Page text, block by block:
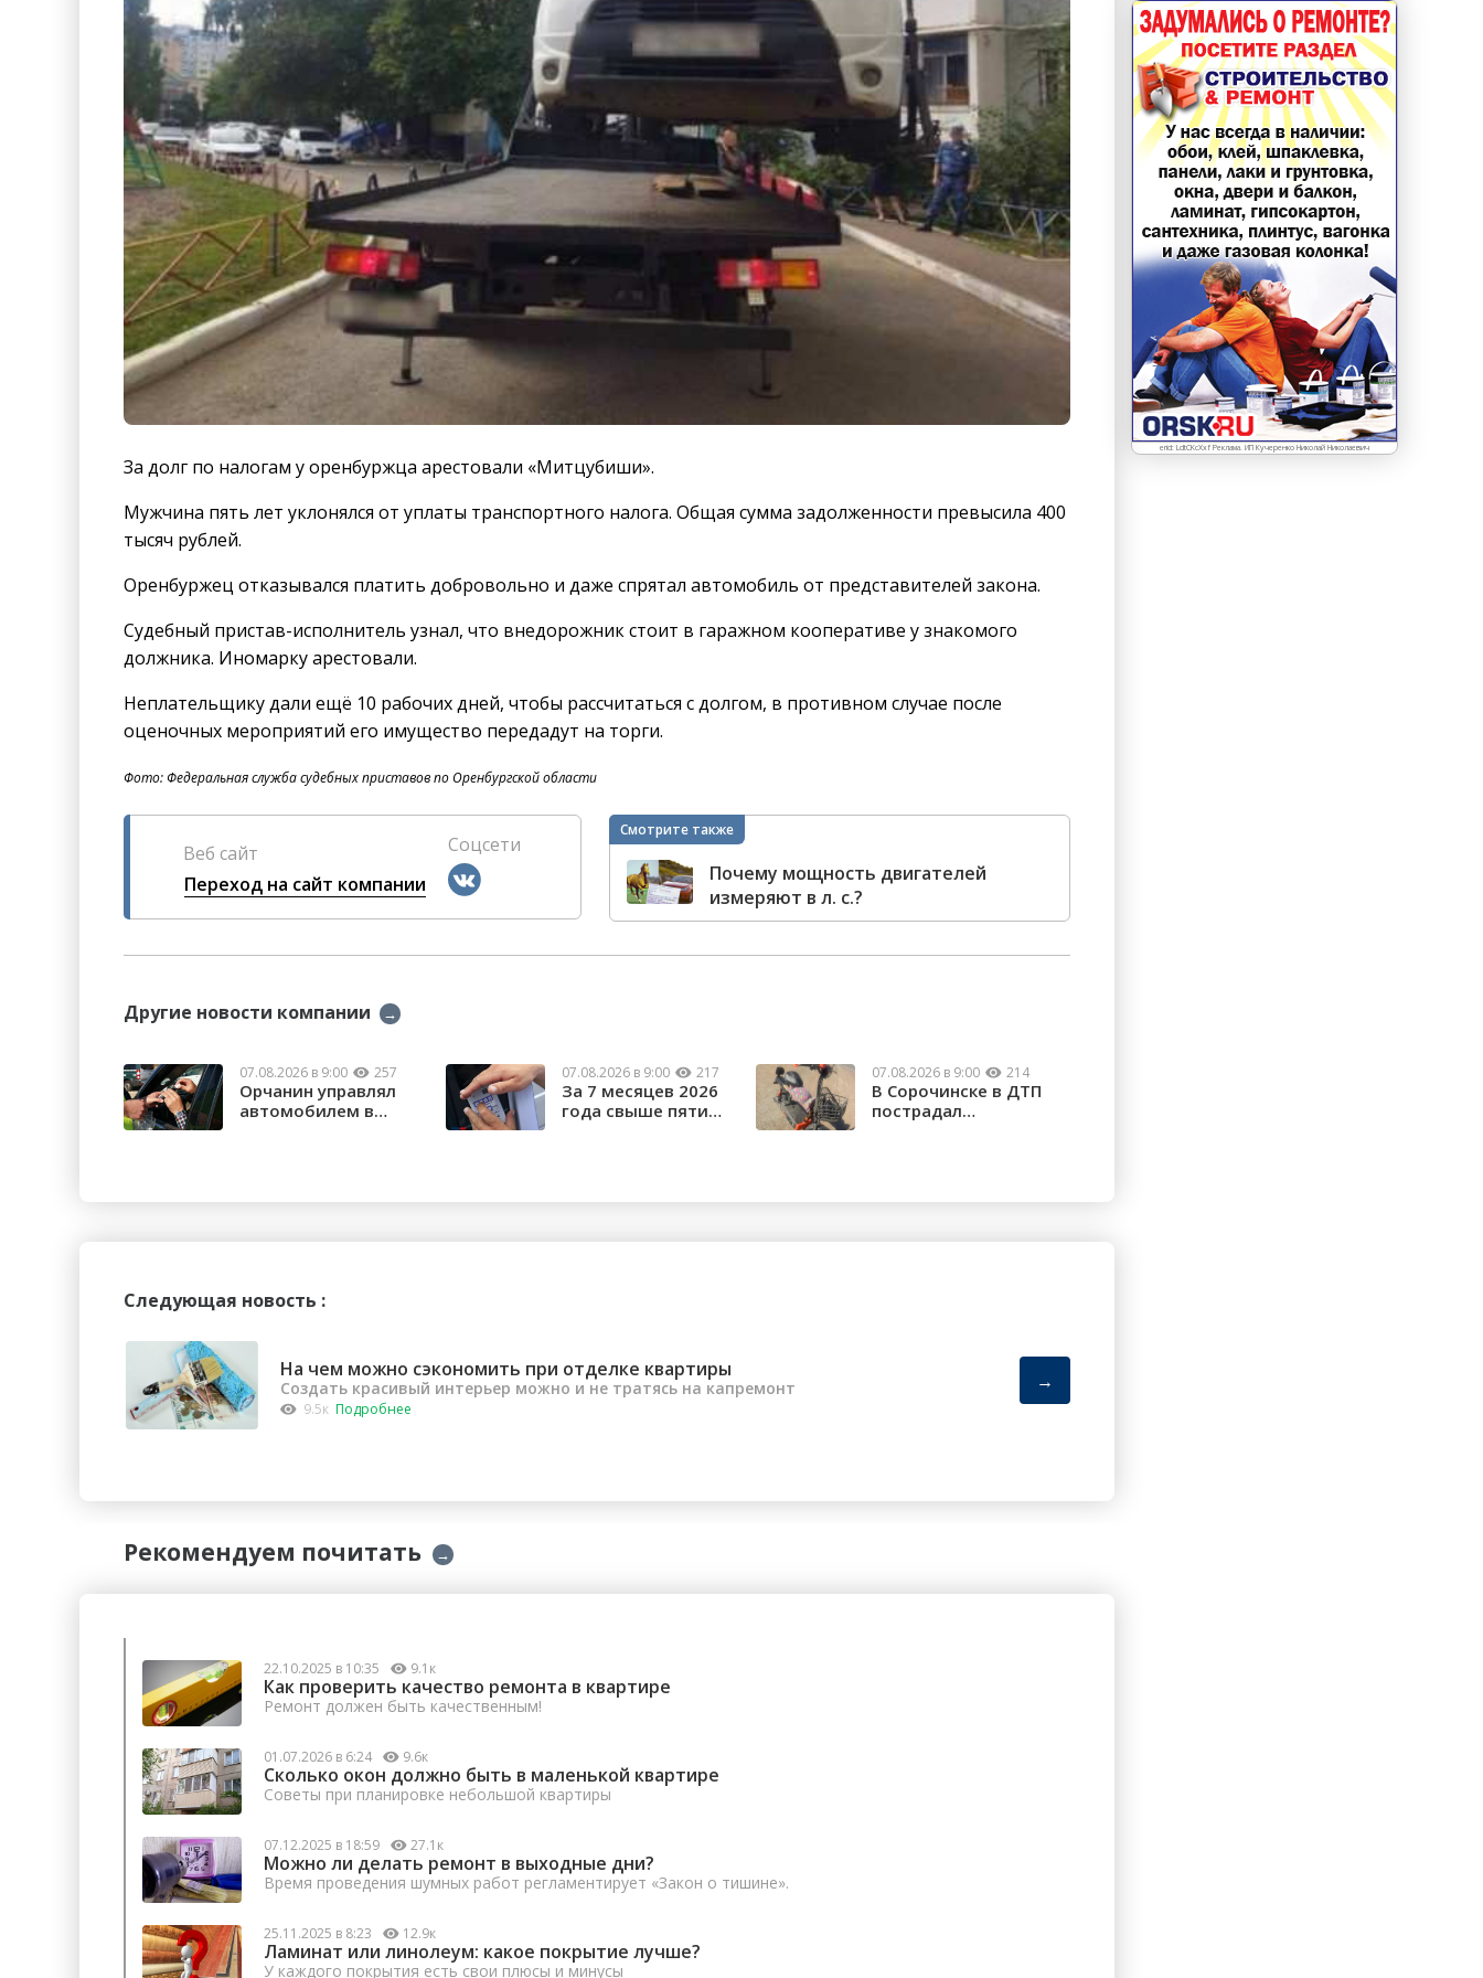
За долг по налогам у оренбуржца арестовали «Митцубиши».
Мужчина пять лет уклонялся от уплаты транспортного налога. Общая сумма задолженности превысила 400
тысяч рублей.
Оренбуржец отказывался платить добровольно и даже спрятал автомобиль от представителей закона.
Судебный пристав-исполнитель узнал, что внедорожник стоит в гаражном кооперативе у знакомого
должника. Иномарку арестовали.
Неплательщику дали ещё 10 рабочих дней, чтобы рассчитаться с долгом, в противном случае после
оценочных мероприятий его имущество передадут на торги.
Фото: Федеральная служба судебных приставов по Оренбургской области
Веб сайт
Переход на сайт компании
Соцсети
Смотрите также
Почему мощность двигателей
измеряют в л. с.?
Другие новости компании →
07.08.2026 в 9:00 257
Орчанин управлял
автомобилем в
07.08.2026 в 9:00 217
За 7 месяцев 2026
года свыше пяти
07.08.2026 в 9:00 214
В Сорочинске в ДТП
пострадал
erid: LdtCKcXxf Реклама. ИП Кучеренко Николай Николаевич
Следующая новость :
На чем можно сэкономить при отделке квартиры
Создать красивый интерьер можно и не тратясь на капремонт
9.5к Подробнее
→
Рекомендуем почитать →
22.10.2025 в 10:35 9.1к
Как проверить качество ремонта в квартире
Ремонт должен быть качественным!
01.07.2026 в 6:24 9.6к
Сколько окон должно быть в маленькой квартире
Советы при планировке небольшой квартиры
07.12.2025 в 18:59 27.1к
Можно ли делать ремонт в выходные дни?
Время проведения шумных работ регламентирует «Закон о тишине».
25.11.2025 в 8:23 12.9к
Ламинат или линолеум: какое покрытие лучше?
У каждого покрытия есть свои плюсы и минусы